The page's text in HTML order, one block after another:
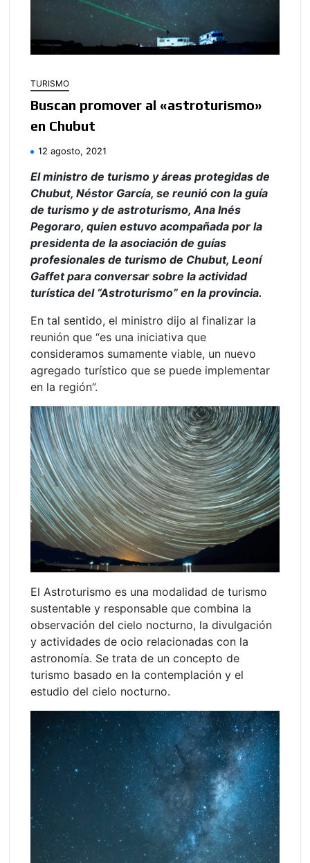
TURISMO
Buscan promover al «astroturismo»
en Chubut
12 agosto, 2021
Elministro de turismo y áreas protegidas de
Chubut, Néstor García, se reunió con la guía
de turismo y de astroturismo, Ana Inés
Pegoraro, quien estuvo acompañada por la
presidenta de la asociación de guías
profesionales de turismo de Chubut, Leoní
Gaffet para conversar sobre la actividad
turística del “Astroturismo” en la provincia.
En tal sentido, el ministro dijo al finalizar la
reunión que “es una iniciativa que
consideramos sumamente viable, un nuevo
agregado turístico que se puede implementar
en la región”.
El Astroturismo es una modalidad de turismo
sustentable y responsable que combina la
observación del cielo nocturno, la divulgación
y actividades de ocio relacionadas con la
astronomía. Se trata de un concepto de
turismo basado en la contemplación y el
estudio del cielo nocturno.